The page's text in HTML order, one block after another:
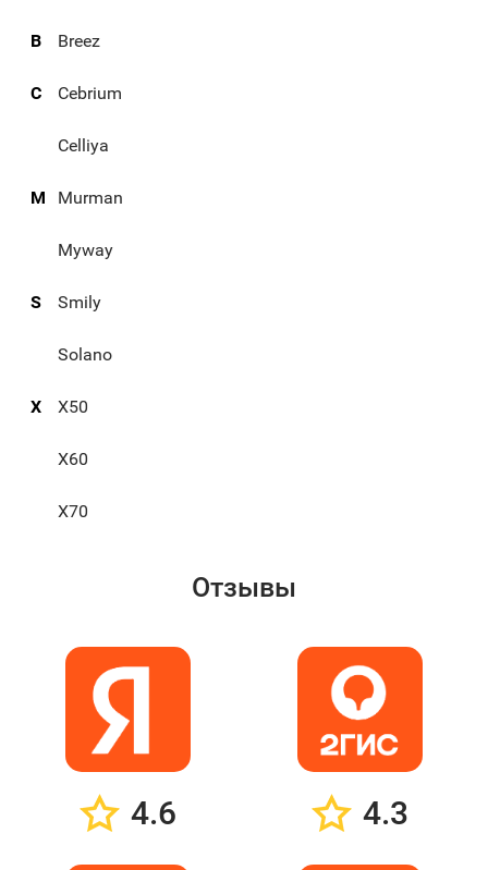
B Breez
C Cebrium
Celliya
M Murman
Myway
S Smily
Solano
X X50
X60
X70
Отзывы
4.6 4.3